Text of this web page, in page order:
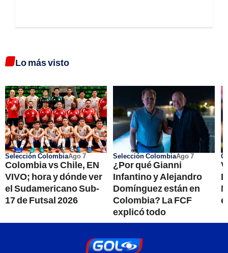
Lo más visto
Selección ColombiaAgo 7
Colombia vs Chile, EN
VIVO; hora y dónde ver
el Sudamericano Sub-
17 de Futsal 2026
Selección ColombiaAgo 7
¿Por qué Gianni
Infantino y Alejandro
Domínguez están en
Colombia? La FCF
explicó todo